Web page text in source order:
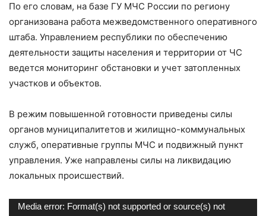
По его словам, на базе ГУ МЧС России по региону
организована работа межведомственного оперативного
штаба. Управлением республики по обеспечению
деятельности защиты населения и территории от ЧС
ведется мониторинг обстановки и учет затопленных
участков и объектов.
В режим повышенной готовности приведены силы
органов муниципалитетов и жилищно-коммунальных
служб, оперативные группы МЧС и подвижный пункт
управления. Уже направлены силы на ликвидацию
локальных происшествий.
Видеоплеер
Media error: Format(s) not supported or source(s) not